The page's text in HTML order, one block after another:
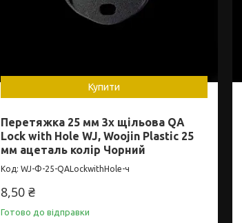
Купити
Перетяжка 25 мм 3х щільова QA
Lock with Hole WJ, Woojin Plastic 25
мм ацеталь колір Чорний
WJ-Ф-25-QALockwithHole-ч
8,50 ₴
Готово до відправки